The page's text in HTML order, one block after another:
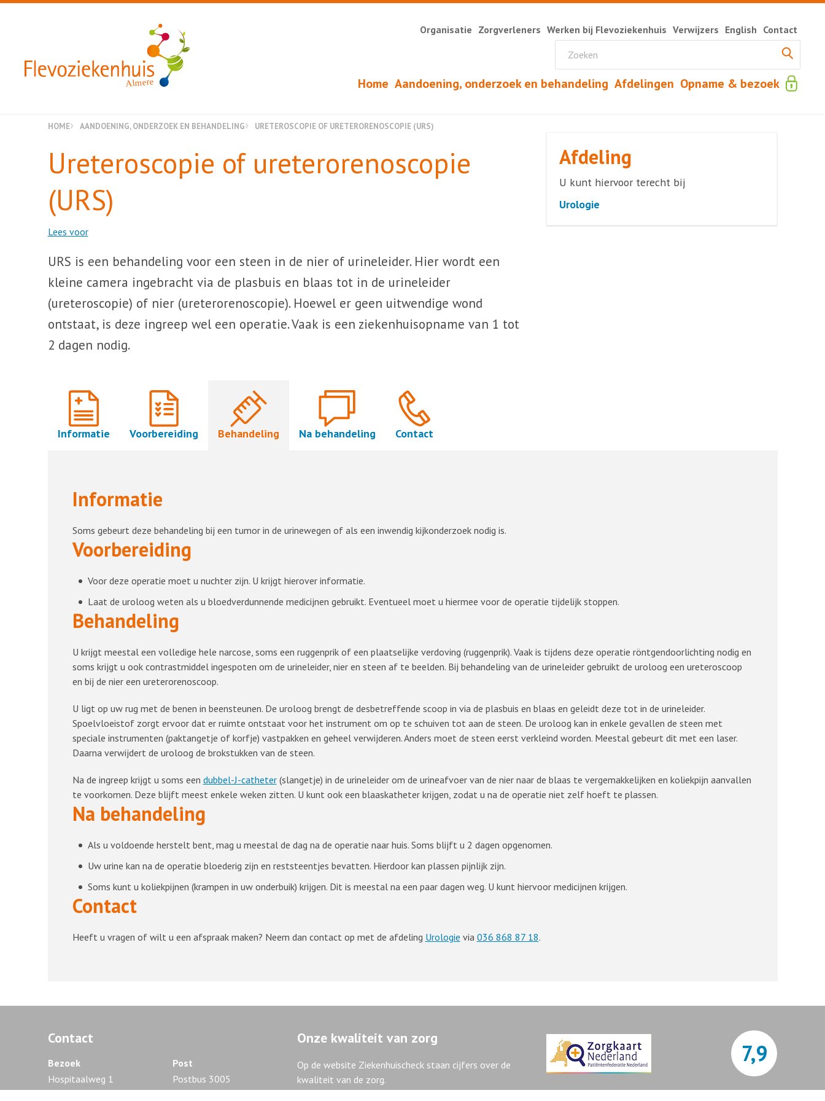
Almere Home Aandoening, onderzoek en behandeling Afdelingen Opname & bezoek
Organisatie Zorgverleners Werken bij Flevoziekenhuis Verwijzers English Contact
HOME AANDOENING, ONDERZOEK EN BEHANDELING URETEROSCOPIE OF URETERORENOSCOPIE (URS)
Ureteroscopie of ureterorenoscopie
(URS)
Lees voor
URS is een behandeling voor een steen in de nier of urineleider. Hier wordt een
kleine camera ingebracht via de plasbuis en blaas tot in de urineleider
(ureteroscopie) of nier (ureterorenoscopie). Hoewel er geen uitwendige wond
ontstaat, is deze ingreep wel een operatie. Vaak is een ziekenhuisopname van 1 tot
2 dagen nodig.
Afdeling
U kunt hiervoor terecht bij
Urologie
Informatie Voorbereiding Behandeling Na behandeling Contact
Informatie
Soms gebeurt deze behandeling bij een tumor in de urinewegen of als een inwendig kijkonderzoek nodig is.
Voorbereiding
Voor deze operatie moet u nuchter zijn. U krijgt hierover informatie.
Laat de uroloog weten als u bloedverdunnende medicijnen gebruikt. Eventueel moet u hiermee voor de operatie tijdelijk stoppen.
Behandeling
U krijgt meestal een volledige hele narcose, soms een ruggenprik of een plaatselijke verdoving (ruggenprik). Vaak is tijdens deze operatie röntgendoorlichting nodig en
soms krijgt u ook contrastmiddel ingespoten om de urineleider, nier en steen af te beelden. Bij behandeling van de urineleider gebruikt de uroloog een ureteroscoop
en bij de nier een ureterorenoscoop.
U ligt op uw rug met de benen in beensteunen. De uroloog brengt de desbetreffende scoop in via de plasbuis en blaas en geleidt deze tot in de urineleider.
Spoelvloeistof zorgt ervoor dat er ruimte ontstaat voor het instrument om op te schuiven tot aan de steen. De uroloog kan in enkele gevallen de steen met
speciale instrumenten (paktangetje of korfje) vastpakken en geheel verwijderen. Anders moet de steen eerst verkleind worden. Meestal gebeurt dit met een laser.
Daarna verwijdert de uroloog de brokstukken van de steen.
Na de ingreep krijgt u soms een dubbel-J-catheter(slangetje) in de urineleider om de urineafvoer van de nier naar de blaas te vergemakkelijken en koliekpijn aanvallen
te voorkomen. Deze blijft meest enkele weken zitten. U kunt ook een blaaskatheter krijgen, zodat u na de operatie niet zelf hoeft te plassen.
Na behandeling
Als u voldoende herstelt bent, mag u meestal de dag na de operatie naar huis. Soms blijft u 2 dagen opgenomen.
Uw urine kan na de operatie bloederig zijn en reststeentjes bevatten. Hierdoor kan plassen pijnlijk zijn.
Soms kunt u koliekpijnen (krampen in uw onderbuik) krijgen. Dit is meestal na een paar dagen weg. U kunt hiervoor medicijnen krijgen.
Contact
Heeft u vragen of wilt u een afspraak maken? Neem dan contact op met de afdeling Urologie via 036 868 87 18.
Contact
Bezoek
Hospitaalweg 1
1315 RA Almere
Post
Postbus 3005
1300 EG Almere
Onze kwaliteit van zorg
Op de website Ziekenhuischeck staan cijfers over de
kwaliteit van de zorg.
7,9